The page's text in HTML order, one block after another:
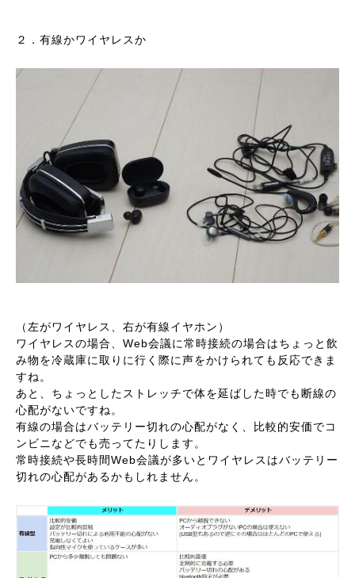
２．有線かワイヤレスか
（左がワイヤレス、右が有線イヤホン）
ワイヤレスの場合、Web会議に常時接続の場合はちょっと飲
み物を冷蔵庫に取りに行く際に声をかけられても反応できま
すね。
あと、ちょっとしたストレッチで体を延ばした時でも断線の
心配がないですね。
有線の場合はバッテリー切れの心配がなく、比較的安価でコ
ンビニなどでも売ってたりします。
常時接続や長時間Web会議が多いとワイヤレスはバッテリー
切れの心配があるかもしれません。